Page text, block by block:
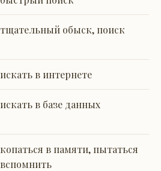
тщательный обыск, поиск
искать в интернете
искать в базе данных
копаться в памяти, пытаться
вспомнить